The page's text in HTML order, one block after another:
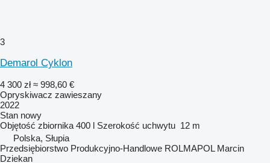
3
Demarol Cyklon
4 300 zł ≈ 998,60 €
Opryskiwacz zawieszany
2022
Stan nowy
Objętość zbiornika 400 l Szerokość uchwytu 12 m
Polska, Słupia
Przedsiębiorstwo Produkcyjno-Handlowe ROLMAPOL Marcin
Dziekan